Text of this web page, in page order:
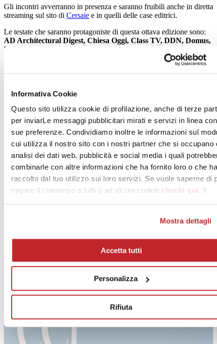
Informativa Cookie
Questo sito utilizza cookie di profilazione, anche di terze
per inviarLe messaggi pubblicitari mirati e servizi in linea
sue preferenze. Condividiamo inoltre le informazioni sul
cui utilizza il nostro sito con i nostri partner che si occupano
analisi dei dati web, pubblicità e social media i quali
combinarle con altre informazioni che ha fornito loro o che
raccolto dal tuo utilizzo sui loro servizi. Se vuole saperne di
negare il consenso a tutti o ad alcuni cookie clicchi qui . Il
Mostra dettagli
Accetta tutti
Personalizza
Rifiuta
Gli incontri avverranno in presenza e saranno fruibili anche in diretta
streaming sul sito di Cersaie e in quelli delle case editrici.
Le testate che saranno protagoniste di questa ottava edizione sono:
AD Architectural Digest, Chiesa Oggi, Class TV, DDN, Domus,
Elle Decor Italia, IFDM, Ingenio, IoArch, Interni, l’Arca
International, NiiProgetti, Platform, Quotidiano Nazionale,
precedenti edizioni: 45 minuti di conversazione dal tono informale
dell’architettura e del design.
Leggi ilprogramma degli incontri.
Luglio 2023
Archivio >
< Articolo precedente
Cer Magazine Italia 62